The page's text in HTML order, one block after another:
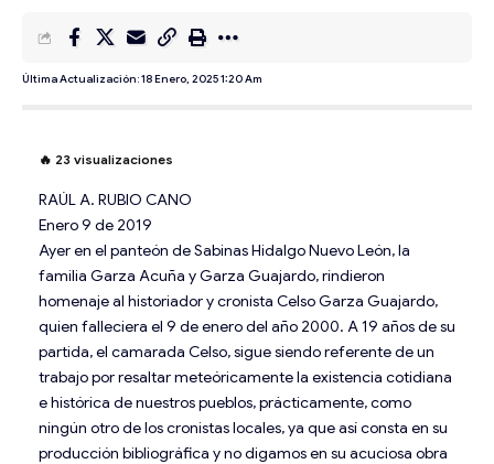
Última Actualización: 18 Enero, 2025 1:20 Am
🔥 23 visualizaciones
RAÚL A. RUBIO CANO
Enero 9 de 2019
Ayer en el panteón de Sabinas Hidalgo Nuevo León, la
familia Garza Acuña y Garza Guajardo, rindieron
homenaje al historiador y cronista Celso Garza Guajardo,
quien falleciera el 9 de enero del año 2000. A 19 años de su
partida, el camarada Celso, sigue siendo referente de un
trabajo por resaltar meteóricamente la existencia cotidiana
e histórica de nuestros pueblos, prácticamente, como
ningún otro de los cronistas locales, ya que así consta en su
producción bibliográfica y no digamos en su acuciosa obra